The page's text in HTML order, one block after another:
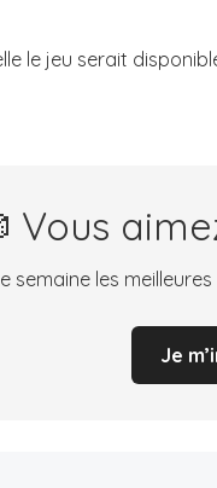
le jeu serait
Vous
semaine les
Je